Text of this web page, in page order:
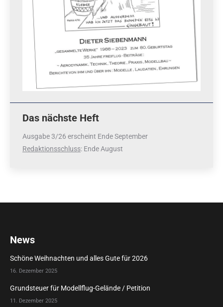
Das nächste Heft
Ausgabe 3/26 erscheint Ende September
Redaktionsschluss: Ende August
News
Schöne Weihnachten und alles Gute für 2026
16. Dezember 2025
Grundsteuer für Modellflug-Gelände / Petition
11. Dezember 2025